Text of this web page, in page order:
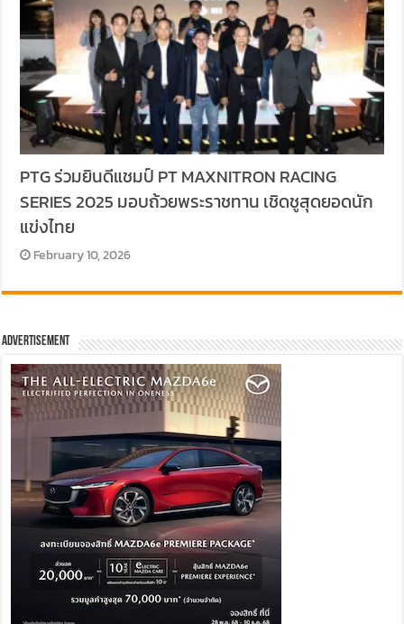
PTG ร่วมยินดีแชมป์ PT MAXNITRON RACING
SERIES 2025 มอบถ้วยพระราชทาน เชิดชูสุดยอดนัก
แข่งไทย
February 10, 2026
Advertisement